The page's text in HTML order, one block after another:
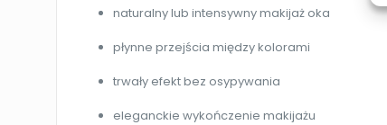
naturalny lub intensywny makijaż oka
płynne przejścia między kolorami
trwały efekt bez osypywania
eleganckie wykończenie makijażu